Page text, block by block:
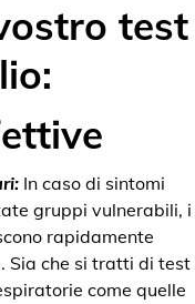
test
In caso di sintomi
gruppi vulnerabili, i
rapidamente
Sia che si tratti di test
come quelle